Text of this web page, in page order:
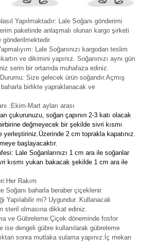
Yapılmaktadır: Lale Soğanı gönderimi
paketinde anlaşmalı olunan kargo şirketi
Lale Soğanınızı kargodan teslim
ve dikimini yapınız. Soğanınızı aynı gün
serin bir ortamda muhafaza ediniz.
Size gelecek ürün soğandır.Açmış
birlikte yapraklanacak ve
:Ekim-Mart ayları arası
çukurunuzu, soğan çapının 2-3 katı olacak
değmeyecek bir şekilde sivri kısmı
2 cm toprakla kapatınız.
başlayacaktır.
Lale Soğanlarınızı 1 cm ara ile soğanlar
kısmı yukarı bakacak şekilde 1 cm ara ile
Rakım
Soğanı baharla beraber çiçeklenir.
Yapılabilir mi? Uygundur. Kullanacak
steril olmasına dikkat ediniz.
ve Gübreleme:Çiçek döneminde fosfor
ise dengeli gübre kullanılarak gübreleme
sonra mutlaka sulama yapınız.İç mekan